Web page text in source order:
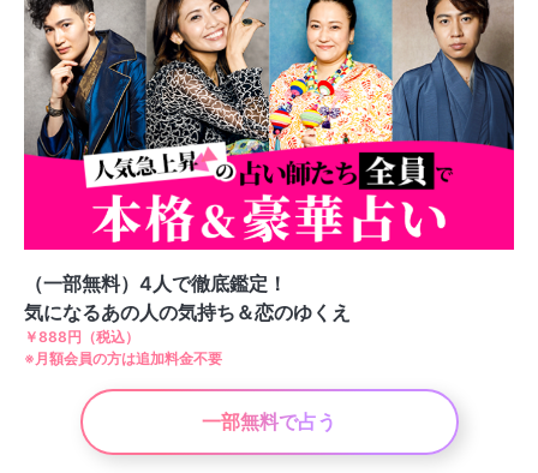
（一部無料）4人で徹底鑑定！
気になるあの人の気持ち＆恋のゆくえ
￥888円（税込）
※月額会員の方は追加料金不要
一部無料で占う